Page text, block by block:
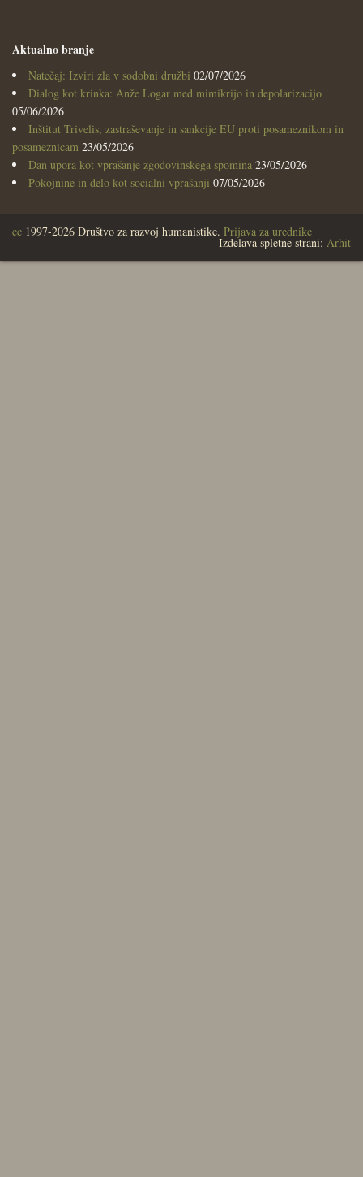
Aktualno branje
Natečaj: Izviri zla v sodobni družbi 02/07/2026
Dialog kot krinka: Anže Logar med mimikrijo in depolarizacijo
05/06/2026
Inštitut Trivelis, zastraševanje in sankcije EU proti posameznikom in
posameznicam 23/05/2026
Dan upora kot vprašanje zgodovinskega spomina 23/05/2026
Pokojnine in delo kot socialni vprašanji 07/05/2026
cc 1997-2026 Društvo za razvoj humanistike. Prijava za urednike
Izdelava spletne strani: Arhit